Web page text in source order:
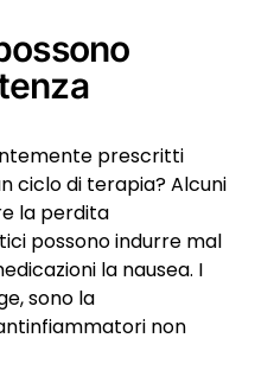
prescritti
ciclo di terapia? Alcuni
la perdita
possono indurre mal
la nausea. I
sono la
non